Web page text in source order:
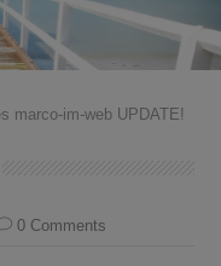
marco-im-web UPDATE!
0 Comments